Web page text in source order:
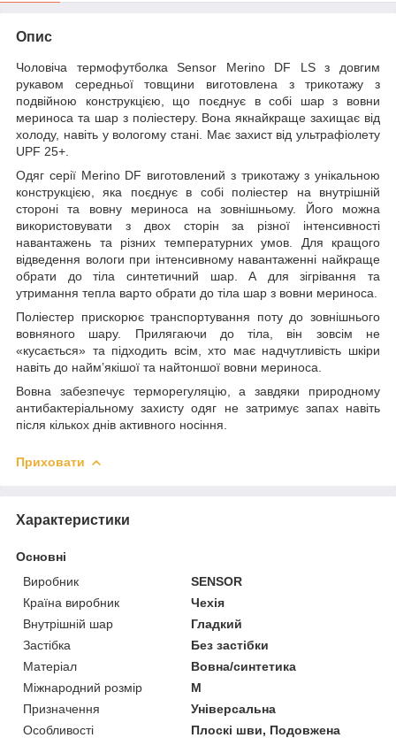
Опис
Чоловіча термофутболка Sensor Merino DF LS з довгим
рукавом середньої товщини виготовлена з трикотажу з
подвійною конструкцією, що поєднує в собі шар з вовни
мериноса та шар з поліестеру. Вона якнайкраще захищає від
холоду, навіть у вологому стані. Має захист від ультрафіолету
UPF 25+.
Одяг серії Merino DF виготовлений з трикотажу з унікальною
конструкцією, яка поєднує в собі поліестер на внутрішній
стороні та вовну мериноса на зовнішньому. Його можна
використовувати з двох сторін за різної інтенсивності
навантажень та різних температурних умов. Для кращого
відведення вологи при інтенсивному навантаженні найкраще
обрати до тіла синтетичний шар. А для зігрівання та
утримання тепла варто обрати до тіла шар з вовни мериноса.
Поліестер прискорює транспортування поту до зовнішнього
вовняного шару. Прилягаючи до тіла, він зовсім не
«кусається» та підходить всім, хто має надчутливість шкіри
навіть до найм’якішої та найтоншої вовни мериноса.
Вовна забезпечує терморегуляцію, а завдяки природному
антибактеріальному захисту одяг не затримує запах навіть
після кількох днів активного носіння.
Приховати
Характеристики
Основні
Виробник
SENSOR
Країна виробник
Чехія
Внутрішній шар
Гладкий
Застібка
Без застібки
Матеріал
Вовна/синтетика
Міжнародний розмір
M
Призначення
Універсальна
Особливості
Плоскі шви, Подовжена